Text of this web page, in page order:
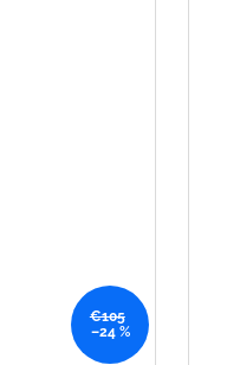
€105
–24 %